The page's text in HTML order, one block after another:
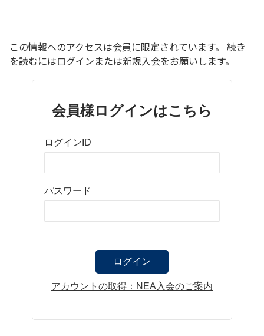
この情報へのアクセスは会員に限定されています。 続き
を読むにはログインまたは新規入会をお願いします。
会員様ログインはこちら
ログインID
パスワード
アカウントの取得：NEA入会のご案内